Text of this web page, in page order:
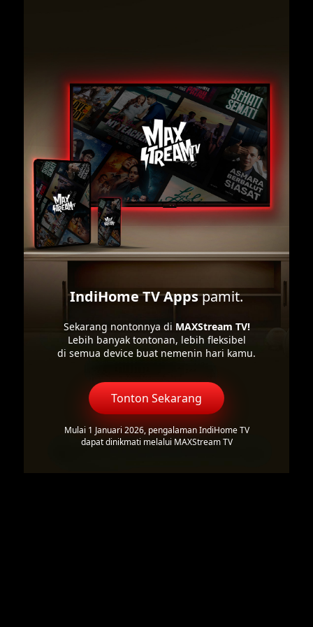
IndiHome TV Appspamit.
Sekarang nontonnya di MAXStream TV!
Lebih banyak tontonan, lebih fleksibel
di semua device buat nemenin hari kamu.
Tonton Sekarang
Mulai 1 Januari 2026, pengalaman IndiHome TV
dapat dinikmati melalui MAXStream TV